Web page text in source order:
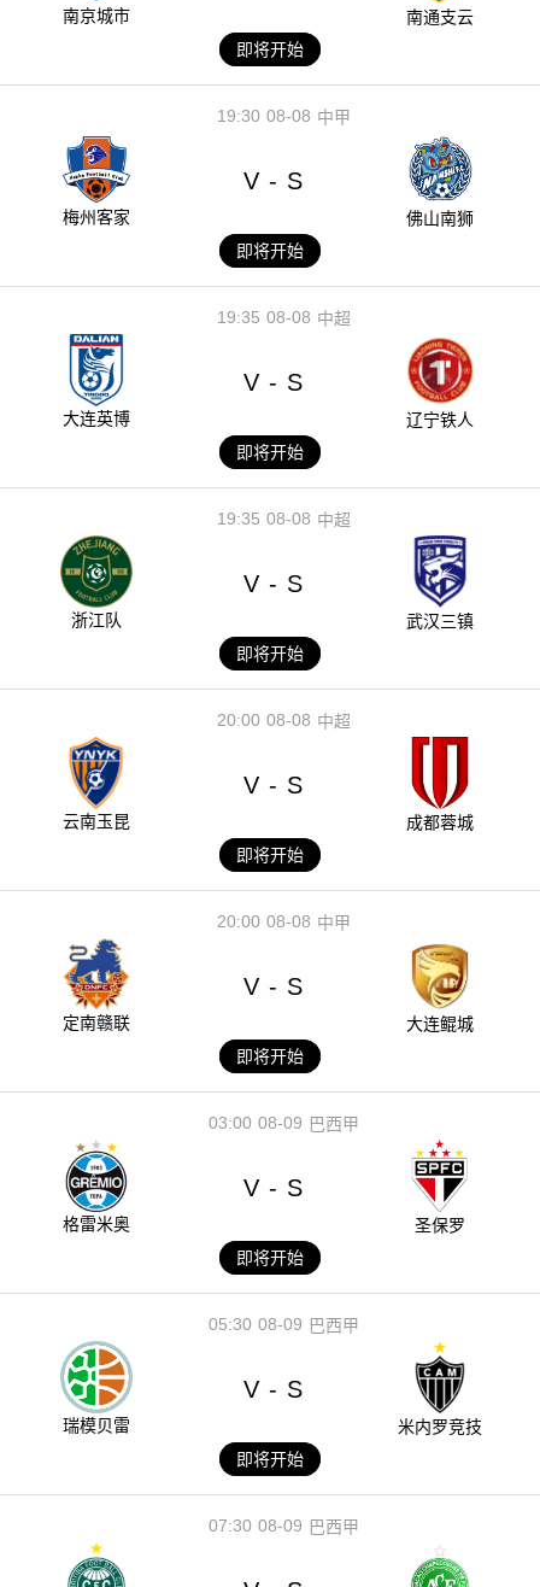
南京城市
南通支云
即将开始
08-08
19:30 中甲
梅州客家
V - S
佛山南狮
即将开始
08-08
19:35 中超
大连英博
V - S
辽宁铁人
即将开始
08-08
19:35 中超
浙江队
V - S
武汉三镇
即将开始
08-08
20:00 中超
云南玉昆
V - S
成都蓉城
即将开始
08-08
20:00 中甲
定南赣联
V - S
大连鲲城
即将开始
08-09
03:00 巴西甲
格雷米奥
V - S
圣保罗
即将开始
08-09
05:30 巴西甲
瑞模贝雷
V - S
米内罗竞技
即将开始
08-09
07:30 巴西甲